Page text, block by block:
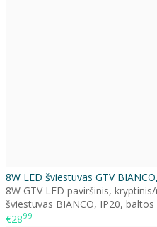
8W LED šviestuvas GTV
8W GTV LED paviršinis,
šviestuvas BIANCO, IP20, baltos
€2899